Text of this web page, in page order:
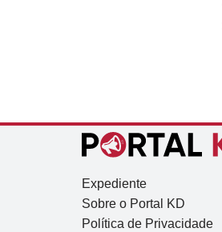
Expediente
Sobre o Portal KD
Política de Privacidade